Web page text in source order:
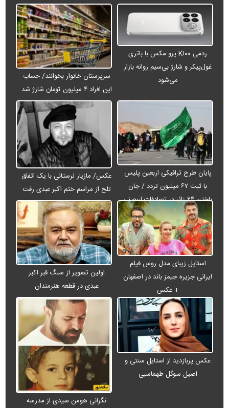
ردمی K۱۰۰ پرو مکس با باتری
غول‌پیکر و شارژ بی‌سیم روانه بازار
می‌شود
سرپرستان خانوار بخوانند/ حساب
این افراد ۴ میلیون تومان شارژ شد
پایان طرح ترافیکی اربعین پلیس
با ثبت ۶۷ میلیون تردد / جان
باختن ۲۴ زائر در تصادفات اربعینی
عکس/ مازیار لرستانی با یک اتفاق
تلخ از مراسم ختم اکبر عبدی رفت
استایل زیبای مدل روس فیلم
ایرانی جزیره جیمز باند در اصفهان
+ عکس
اولین تصویر از سنگ قبر اکبر
عبدی در قطعه هنرمندان
عکس پربازدید از استایل سنتی و
اصیل سوگل طهماسبی
نگرانی هومن سیدی از مدرسه